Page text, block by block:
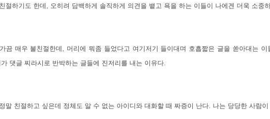
절하기도 한데, 오히려 담백하게 솔직하게 의견을 뱉고 욕을 하는 이들이 나에겐 더욱 소중
끔 매우 불친절한데, 머리에 뭐좀 들었다고 여기저기 들이대며 호흡짧은 글을 쏟아대는 이
댓글 찌라시로 반박하는 글들에 진저리를 내는 이유다.
말 친절하고 싶은데 정체도 알 수 없는 아이디와 대화할 때 짜증이 난다. 나는 당당한 사람이